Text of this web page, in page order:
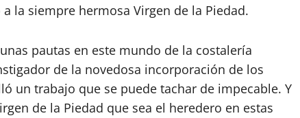
la siempre hermosa Virgen de la Piedad.
pautas en este mundo de la costalería
de la novedosa incorporación de los
un trabajo que se puede tachar de impecable. Y
de la Piedad que sea el heredero en estas